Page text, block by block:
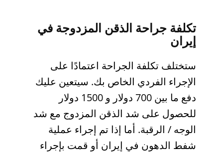
تكلفة جراحة الذقن المزدوجة في
إيران
ستختلف تكلفة الجراحة اعتمادًا على
الإجراء الفردي الخاص بك. سيتعين عليك
دفع ما بين 700 دولار و 1500 دولار
للحصول على شد الذقن المزدوج مع شد
الوجه / الرقبة. أما إذا تم إجراء عملية
شفط الدهون في إيران أو قمت بإجراء